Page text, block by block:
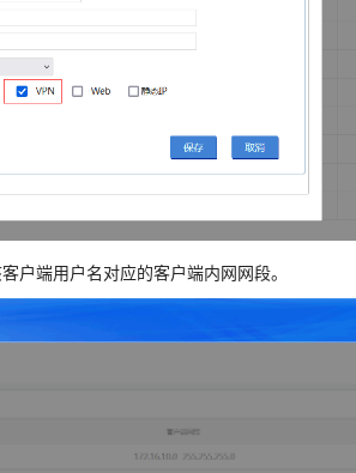
户端用户名对应的客户端内网网段。